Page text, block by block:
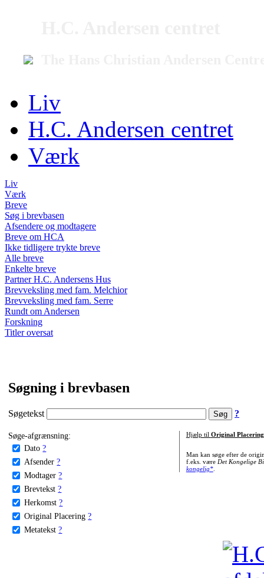
Liv
H.C. Andersen centret
Værk
Liv
Værk
Breve
Søg i brevbasen
Afsendere og modtagere
Breve om HCA
Ikke tidligere trykte breve
Alle breve
Enkelte breve
Partner H.C. Andersens Hus
Brevveksling med fam. Melchior
Brevveksling med fam. Serre
Rundt om Andersen
Forskning
Titler oversat
Søgning i brevbasen
Søgetekst ?
Søge-afgrænsning:
Dato ?
Afsender ?
Modtager ?
Brevtekst ?
Herkomst ?
Original Placering ?
Metatekst ?
Hjælp til Original Placering
Man kan søge efter de
f.eks. være Det Kongelige
kongelig*.